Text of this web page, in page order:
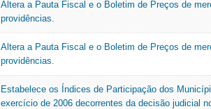
Nota Legal
O
Outros
Altera a Pauta Fiscal e o Boletim de Preços de
providências.
Altera a Pauta Fiscal e o Boletim de Preços de
providências.
Estabelece os Índices de Participação dos
exercício de 2006 decorrentes da decisão judicial